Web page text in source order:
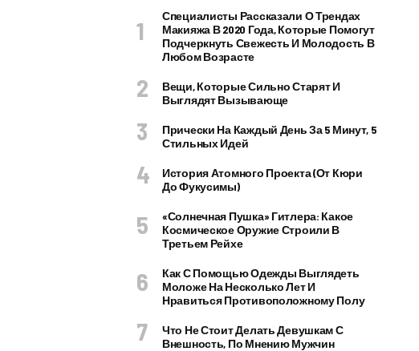
Специалисты Рассказали О Трендах
Макияжа В 2020 Года, Которые Помогут
Подчеркнуть Свежесть И Молодость В
Любом Возрасте
Вещи, Которые Сильно Старят И
Выглядят Вызывающе
Прически На Каждый День За 5 Минут, 5
Стильных Идей
История Атомного Проекта (от Кюри
До Фукусимы)
«Солнечная Пушка» Гитлера: Какое
Космическое Оружие Строили В
Третьем Рейхе
Как С Помощью Одежды Выглядеть
Моложе На Несколько Лет И
Нравиться Противоположному Полу
Что Не Стоит Делать Девушкам С
Внешность, По Мнению Мужчин